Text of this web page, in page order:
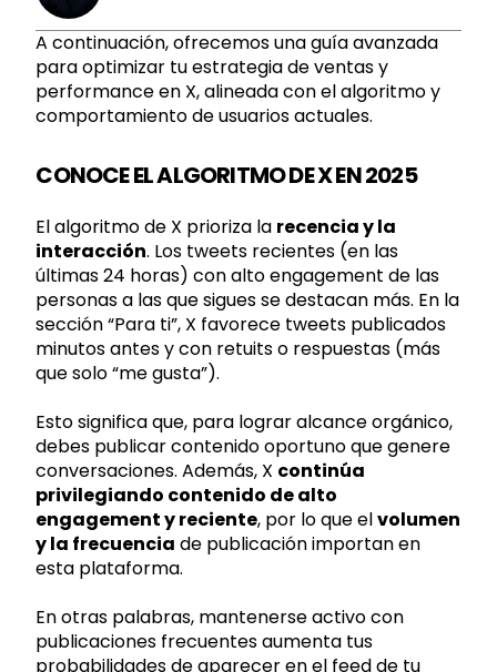
A continuación, ofrecemos una guía avanzada
para optimizar tu estrategia de ventas y
performance en X, alineada con el algoritmo y
comportamiento de usuarios actuales.
CONOCE EL ALGORITMO DE X EN 2025
El algoritmo de X prioriza la recencia y la
interacción. Los tweets recientes (en las
últimas 24 horas) con alto engagement de las
personas a las que sigues se destacan más. En la
sección “Para ti”, X favorece tweets publicados
minutos antes y con retuits o respuestas (más
que solo “me gusta”).
Esto significa que, para lograr alcance orgánico,
debes publicar contenido oportuno que genere
conversaciones. Además, X continúa
privilegiando contenido de alto
engagement y reciente, por lo que elvolumen
y la frecuencia de publicación importan en
esta plataforma.
En otras palabras, mantenerse activo con
publicaciones frecuentes aumenta tus
probabilidades de aparecer en el feed de tu